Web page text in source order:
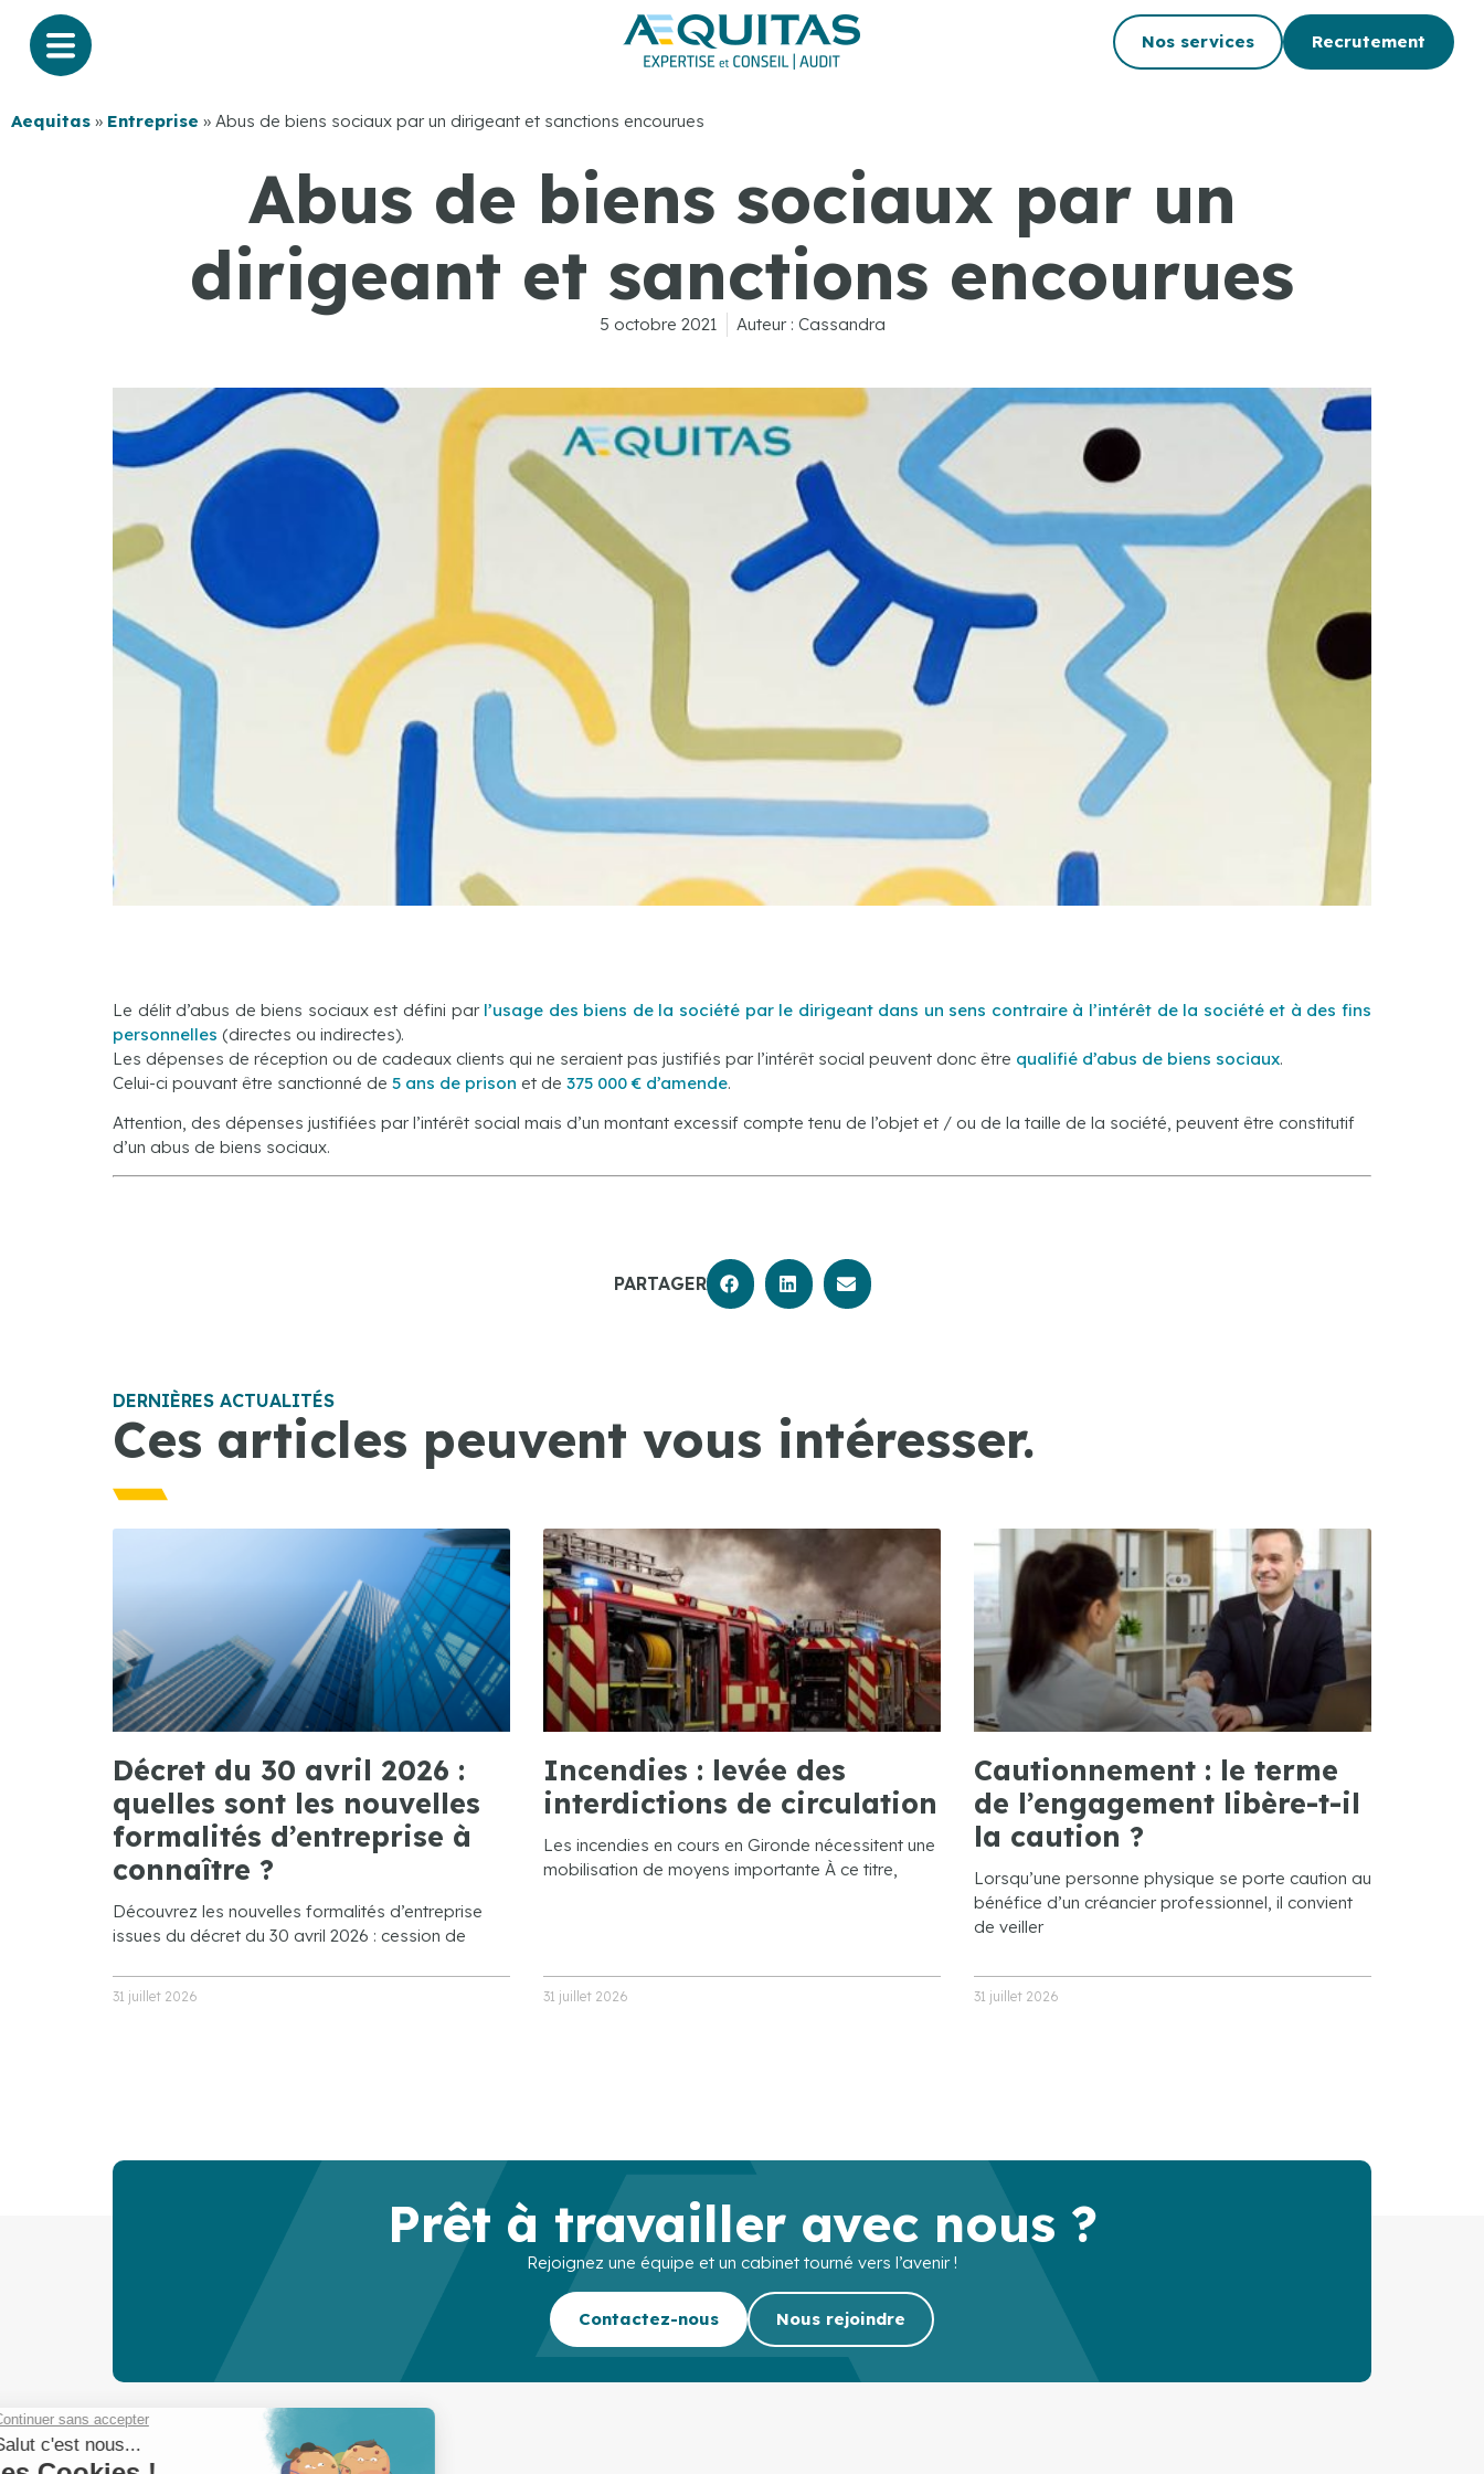
Nos services Recrutement
Aequitas » Entreprise » Abus de biens sociaux par un dirigeant et sanctions encourues
Abus de biens sociaux par un
dirigeant et sanctions encourues
5 octobre 2021 Auteur : Cassandra
Le délit d’abus de biens sociaux est défini par l’usage des biens de la société par le dirigeant dans un sens contraire à l’intérêt de la société et à des fins
personnelles (directes ou indirectes).
Les dépenses de réception ou de cadeaux clients qui ne seraient pas justifiés par l’intérêt social peuvent donc être qualifié d’abus de biens sociaux.
Celui-ci pouvant être sanctionné de 5 ans de prison et de 375 000 € d’amende.
Attention, des dépenses justifiées par l’intérêt social mais d’un montant excessif compte tenu de l’objet et / ou de la taille de la société, peuvent être constitutif
d’un abus de biens sociaux.
PARTAGER
DERNIÈRES ACTUALITÉS
Ces articles peuvent vous intéresser.
Décret du 30 avril 2026 :
quelles sont les nouvelles
formalités d’entreprise à
connaître ?
Découvrez les nouvelles formalités d’entreprise
issues du décret du 30 avril 2026 : cession de
31 juillet 2026
Incendies : levée des
interdictions de circulation
Les incendies en cours en Gironde nécessitent une
mobilisation de moyens importante À ce titre,
31 juillet 2026
Cautionnement : le terme
de l’engagement libère-t-il
la caution ?
Lorsqu’une personne physique se porte caution au
bénéfice d’un créancier professionnel, il convient
de veiller
31 juillet 2026
Prêt à travailler avec nous ?
Rejoignez une équipe et un cabinet tourné vers l’avenir !
Contactez-nous Nous rejoindre